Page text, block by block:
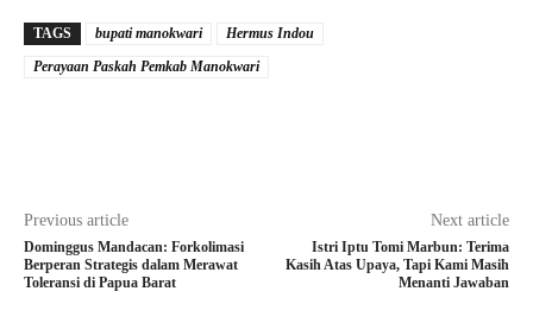
TAGS bupati manokwari
Hermus Indou
Perayaan Paskah Pemkab Manokwari
Previous article
Dominggus Mandacan: Forkolimasi
Berperan Strategis dalam Merawat
Toleransi di Papua Barat
Next article
Istri Iptu Tomi Marbun: Terima
Kasih Atas Upaya, Tapi Kami Masih
Menanti Jawaban